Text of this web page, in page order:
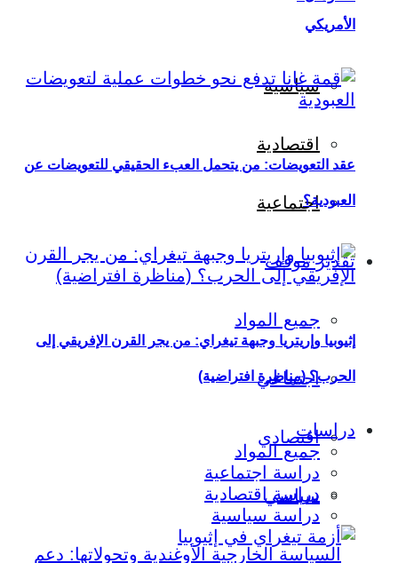
سياسية
اقتصادية
اجتماعية
تقدير موقف
جميع المواد
اجتماعي
اقتصادي
سياسي
الأمريكي
عقد التعويضات: من يتحمل العبء الحقيقي للتعويضات عن
العبودية؟
إثيوبيا وإريتريا وجبهة تيغراي: من يجر القرن الإفريقي إلى
الحرب؟ (مناظرة افتراضية)
دراسات
جميع المواد
دراسة اجتماعية
دراسة اقتصادية
دراسة سياسية